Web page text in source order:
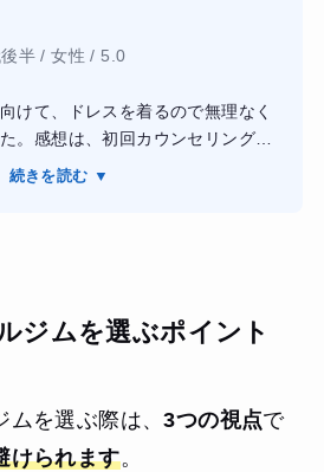
自分に言い聞かせて続けられてい
さんが常にマンツーマンで指導す
、定期的にカウンセリングをして
るので、放置されている感じはあ
のペースで黙々と進めたい私に
ことで、日中の活動量が増え、夜
なりました。目標のスカートもあ
の負担にならずに続けやすい、非
と思います。
体をコントロールすることがメイ
間もあって自分の気分で通う頻度
もありがたかったです。その上自
ューなので、コスパがとても良い
いつのまにか週二回は運動しない
なりました。
半 / 女性 / 5.0
けて、ドレスを着るので無理なく
。感想は、初回カウンセリングで
ヒアリングしてもらえ、私に合っ
続きを読む ▼
ジムを選ぶポイント
ムを選ぶ際は、3つの視点で
けられます。